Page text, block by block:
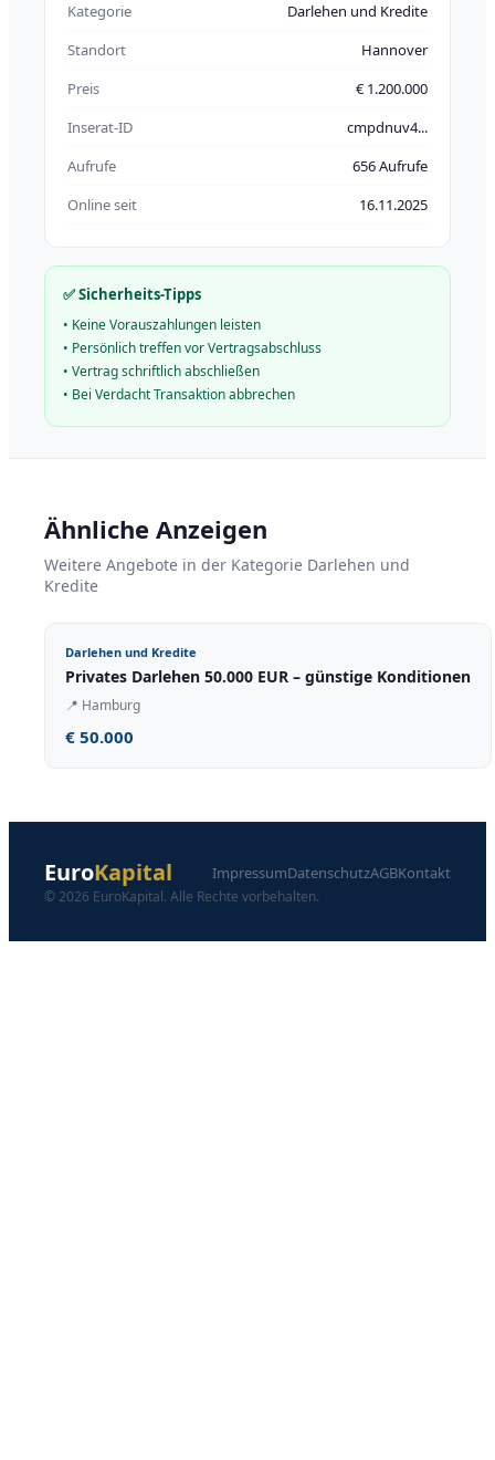
Kategorie
Darlehen und Kredite
Standort
Hannover
Preis
€ 1.200.000
Inserat-ID
cmpdnuv4...
Aufrufe
656 Aufrufe
Online seit
16.11.2025
✅ Sicherheits-Tipps
• Keine Vorauszahlungen leisten
• Persönlich treffen vor Vertragsabschluss
• Vertrag schriftlich abschließen
• Bei Verdacht Transaktion abbrechen
Ähnliche Anzeigen
Weitere Angebote in der Kategorie Darlehen und
Kredite
Darlehen und Kredite
Privates Darlehen 50.000 EUR – günstige Konditionen
📍 Hamburg
€ 50.000
EuroKapital ImpressumDatenschutzAGBKontakt
© 2026 EuroKapital. Alle Rechte vorbehalten.